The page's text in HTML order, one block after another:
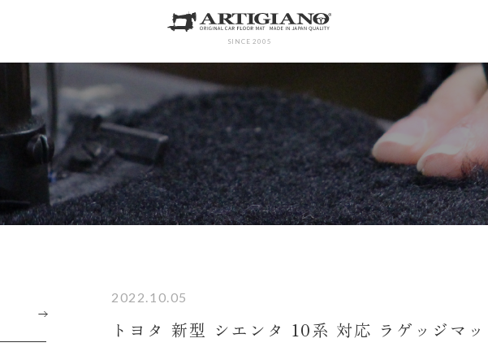
SINCE 2005
2022.10.05
トヨタ 新型 シエンタ 10系 対応 ラゲッジマ